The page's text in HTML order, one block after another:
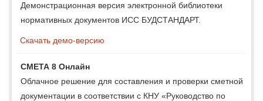
Демонстрационная версия электронной библиотеки
нормативных документов ИСС БУДСТАНДАРТ.
Скачать демо-версию
СМЕТА 8 Онлайн
Облачное решение для составления и проверки сметной
документации в соответствии с КНУ «Руководство по